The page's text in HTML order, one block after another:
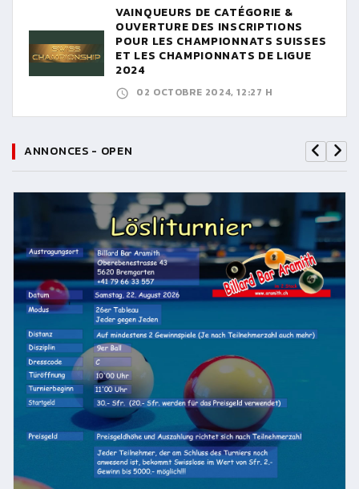
VAINQUEURS DE CATÉGORIE &
OUVERTURE DES INSCRIPTIONS
POUR LES CHAMPIONNATS SUISSES
ET LES CHAMPIONNATS DE LIGUE
2024
02 OCTOBRE 2024, 12:27 H
ANNONCES - OPEN